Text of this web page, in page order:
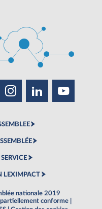
LEXIMPACT
nationale 2019
conforme